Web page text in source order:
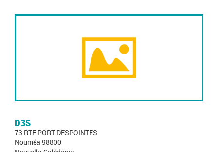
D3S
73 RTE PORT DESPOINTES
Nouméa 98800